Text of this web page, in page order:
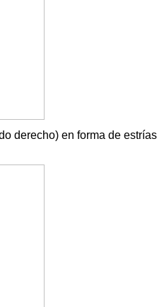
derecho) en forma de estrías